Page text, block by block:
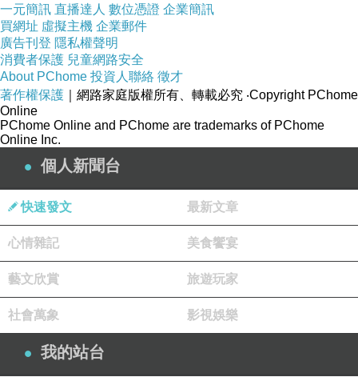
一元簡訊 直播達人 數位憑證 企業簡訊
買網址 虛擬主機 企業郵件
廣告刊登 隱私權聲明
消費者保護 兒童網路安全
About PChome 投資人聯絡 徵才
著作權保護 ｜網路家庭版權所有、轉載必究 ‧Copyright PChome
Online
PChome Online and PChome are trademarks of PChome
Online Inc.
個人新聞台
快速發文 最新文章
心情雜記 美食饗宴
藝文欣賞 旅遊玩家
社會萬象 影視娛樂
我的站台